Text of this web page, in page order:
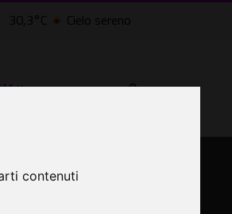
contenuti
30,3°C Cielo sereno
˅